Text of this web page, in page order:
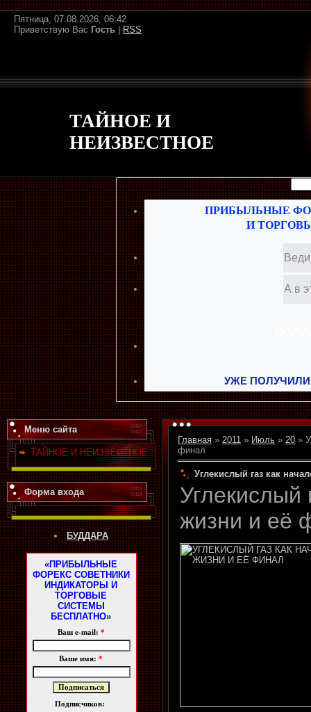
Пятница, 07.08.2026, 06:42
Приветствую Вас Гость RSS
ТАЙНОЕ И
НЕИЗВЕСТНОЕ
ПРИБЫЛЬНЫЕ
И
УЖЕ
Меню сайта
ТАЙНОЕ И НЕИЗВЕСТНОЕ
Форма входа
БУДДАРА
«ПРИБЫЛЬНЫЕ
ФОРЕКС СОВЕТНИКИ
ИНДИКАТОРЫ И
ТОРГОВЫЕ
СИСТЕМЫ
БЕСПЛАТНО»
Ваш e-mail: *
Ваше имя:*
Подписчиков:
Главная » 2011 » Июль » 20 »
финал
Углекислый газ как
Углекислый
жизни и её